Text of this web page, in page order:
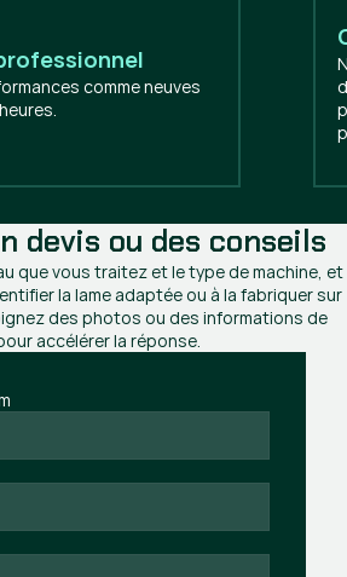
comme neuves
devis ou des conseils
que vous traitez et le type de machine, et
la lame adaptée ou à la fabriquer sur
des photos ou des informations de
accélérer la réponse.